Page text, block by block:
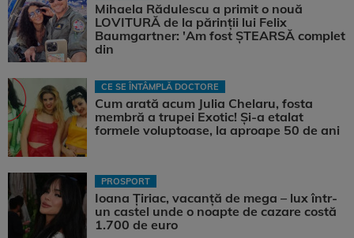
Mihaela Rădulescu a primit o nouă
LOVITURĂ de la părinții lui Felix
Baumgartner: 'Am fost ȘTEARSĂ complet
din
CE SE ÎNTÂMPLĂ DOCTORE
Cum arată acum Julia Chelaru, fosta
membră a trupei Exotic! Și-a etalat
formele voluptoase, la aproape 50 de ani
PROSPORT
Ioana Țiriac, vacanță de mega – lux într-
un castel unde o noapte de cazare costă
1.700 de euro